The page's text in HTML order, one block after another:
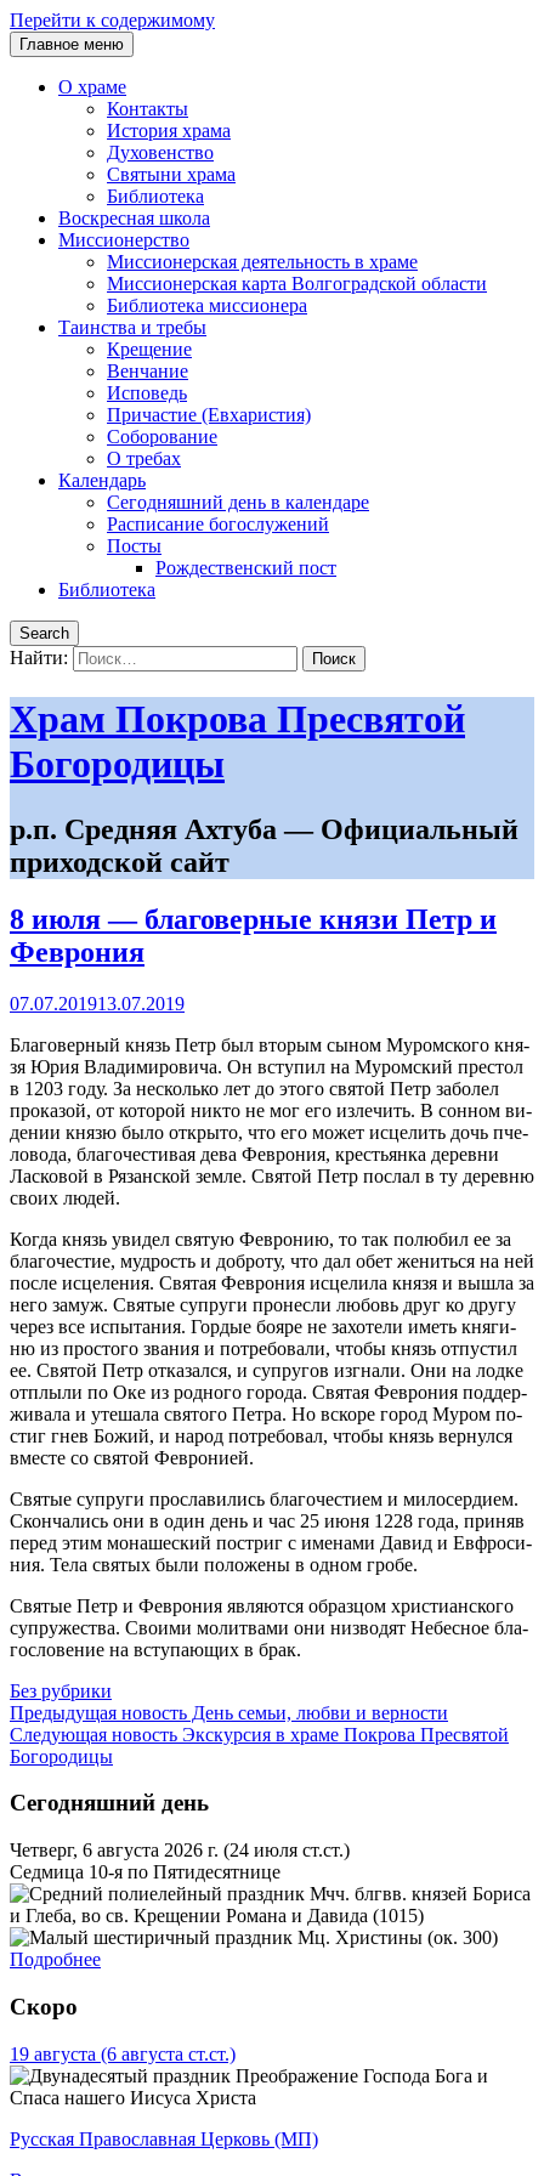
Перейти к содержимому
Главное меню
О храме
Контакты
История храма
Духовенство
Святыни храма
Библиотека
Воскресная школа
Миссионерство
Миссионерская деятельность в храме
Миссионерская карта Волгоградской области
Библиотека миссионера
Таинства и требы
Крещение
Венчание
Исповедь
Причастие (Евхаристия)
Соборование
О требах
Календарь
Сегодняшний день в календаре
Расписание богослужений
Посты
Рождественский пост
Библиотека
Search
Найти:
Храм Покрова Пресвятой
Богородицы
р.п. Средняя Ахтуба — Официальный
приходской сайт
8 июля — благоверные князи Петр и
Феврония
07.07.201913.07.2019
Бла­го­вер­ный князь Петр был вто­рым сы­ном Му­ром­ско­го кня­
зя Юрия Вла­ди­ми­ро­ви­ча. Он всту­пил на Му­ром­ский пре­стол
в 1203 го­ду. За несколь­ко лет до это­го свя­той Петр за­бо­лел
про­ка­зой, от ко­то­рой ни­кто не мог его из­ле­чить. В сон­ном ви­
де­нии кня­зю бы­ло от­кры­то, что его мо­жет ис­це­лить дочь пче­
ло­во­да, бла­го­че­сти­вая де­ва Фев­ро­ния, кре­стьян­ка де­рев­ни
Лас­ко­вой в Ря­зан­ской зем­ле. Свя­той Петр по­слал в ту де­рев­ню
сво­их лю­дей.
Ко­гда князь уви­дел свя­тую Фев­ро­нию, то так по­лю­бил ее за
бла­го­че­стие, муд­рость и доб­ро­ту, что дал обет же­нить­ся на ней
по­сле ис­це­ле­ния. Свя­тая Фев­ро­ния ис­це­ли­ла кня­зя и вы­шла за
него за­муж. Свя­тые су­пру­ги про­нес­ли лю­бовь друг ко дру­гу
через все ис­пы­та­ния. Гор­дые бо­яре не за­хо­те­ли иметь кня­ги­
ню из про­сто­го зва­ния и по­тре­бо­ва­ли, чтобы князь от­пу­стил
ее. Свя­той Петр от­ка­зал­ся, и су­пру­гов из­гна­ли. Они на лод­ке
от­плы­ли по Оке из род­но­го го­ро­да. Свя­тая Фев­ро­ния под­дер­
жи­ва­ла и уте­ша­ла свя­то­го Пет­ра. Но вско­ре го­род Му­ром по­
стиг гнев Бо­жий, и на­род по­тре­бо­вал, чтобы князь вер­нул­ся
вме­сте со свя­той Фев­ро­ни­ей.
Свя­тые су­пру­ги про­сла­ви­лись бла­го­че­сти­ем и ми­ло­сер­ди­ем.
Скон­ча­лись они в один день и час 25 июня 1228 го­да, при­няв
пе­ред этим мо­на­ше­ский по­стриг с име­на­ми Да­вид и Ев­фро­си­
ния. Те­ла свя­тых бы­ли по­ло­же­ны в од­ном гро­бе.
Свя­тые Петр и Фев­ро­ния яв­ля­ют­ся об­раз­цом хри­сти­ан­ско­го
су­пру­же­ства. Сво­и­ми мо­лит­ва­ми они низ­во­дят Небес­ное бла­
го­сло­ве­ние на всту­па­ю­щих в брак.
Без рубрики
Предыдущая новость День семьи, любви и верности
Следующая новость Экскурсия в храме Покрова Пресвятой
Богородицы
Сегодняшний день
Четверг, 6 августа 2026 г. (24 июля ст.ст.)
Седмица 10-я по Пятидесятнице
Мчч. блгвв. князей Бориса
и Глеба, во св. Крещении Романа и Давида (1015)
Мц. Христины (ок. 300)
Подробнее
Скоро
19 августа (6 августа ст.ст.)
Преображение Господа Бога и
Спаса нашего Иисуса Христа
Русская Православная Церковь (МП)